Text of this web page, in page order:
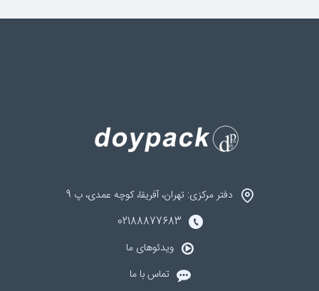
دفتر مرکزی: تهران، آفریقا، کوچه عمدی، پ 9
02188877683
ویدئوهای ما
تماس با ما